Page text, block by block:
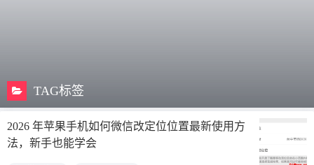
TAG标签
2026 年苹果手机如何微信改定位位置最新使用方
法，新手也能学会